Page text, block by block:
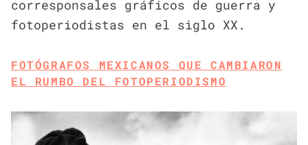
corresponsales gráficos de guerra y
fotoperiodistas en el siglo XX.
FOTÓGRAFOS MEXICANOS QUE CAMBIARON
EL RUMBO DEL FOTOPERIODISMO